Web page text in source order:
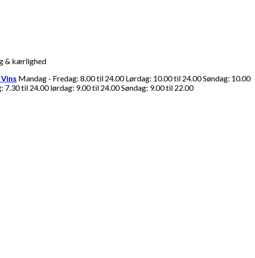
& kærlighed
Mandag - Fredag: 8.00 til 24.00 Lørdag: 10.00 til 24.00 Søndag: 10.00
til 24.00 lørdag: 9.00 til 24.00 Søndag: 9.00 til 22.00